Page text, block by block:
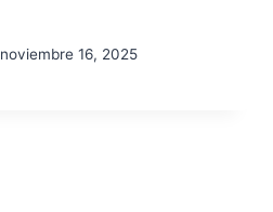
noviembre 16, 2025